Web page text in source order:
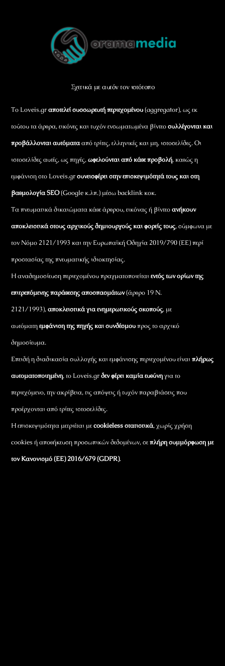
To
Σχετικά με αυτόν τον ιστότοπο
Το Loveis.grαποτελεί συσσωρευτή περιεχομένου(aggregator), ως εκ
τούτου τα άρθρα, εικόνες και τυχόν ενσωματωμένα βίντεοσυλλέγονται και
προβάλλονται αυτόματααπό τρίτες, ελληνικές και μη, ιστοσελίδες. Οι
ιστοσελίδες αυτές, ως πηγές,ωφελούνται από κάθε προβολή, καθώς η
εμφάνιση στο Loveis.grσυνεισφέρει στην επισκεψιμότητά τους και στη
βαθμολογία SEO(Google κ.λπ.) μέσω backlink κοκ.
Τα πνευματικά δικαιώματα κάθε άρθρου, εικόνας ή βίντεοανήκουν
αποκλειστικά στους αρχικούς δημιουργούς και φορείς τους, σύμφωνα με
τον Νόμο 2121/1993 και την Ευρωπαϊκή Οδηγία 2019/790 (ΕΕ) περί
προστασίας της πνευματικής ιδιοκτησίας.
Η αναδημοσίευση περιεχομένου πραγματοποιείταιεντός των ορίων της
επιτρεπόμενης παράθεσης αποσπασμάτων(άρθρο 19 Ν.
2121/1993),αποκλειστικά για ενημερωτικούς σκοπούς, με
αυτόματηεμφάνιση της πηγής και συνδέσμουπρος το αρχικό
δημοσίευμα.
Επειδή η διαδικασία συλλογής και εμφάνισης περιεχομένου είναιπλήρως
αυτοματοποιημένη, το Loveis.grδεν φέρει καμία ευθύνηγια το
περιεχόμενο, την ακρίβεια, τις απόψεις ή τυχόν παραβιάσεις που
προέρχονται από τρίτες ιστοσελίδες.
Η επισκεψιμότητα μετριέται μεcookieless στατιστικά, χωρίς χρήση
cookies ή αποθήκευση προσωπικών δεδομένων, σεπλήρη συμμόρφωση με
τον Κανονισμό (ΕΕ) 2016/679 (GDPR).